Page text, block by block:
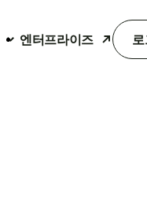
엔터프라이즈 로